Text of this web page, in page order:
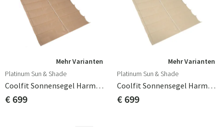
Mehr Varianten
Platinum Sun & Shade
Coolfit Sonnensegel Harmonica 290x400 Cm Beige
€ 699
Mehr Varianten
Platinum Sun & Shade
Coolfit Sonnensegel Harmonica 290x400cm Cremefarben
€ 699